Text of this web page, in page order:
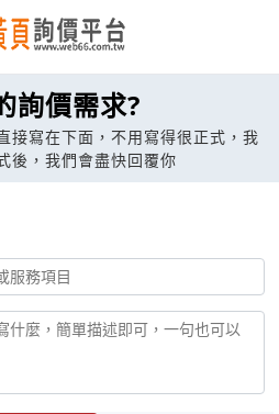
詢價需求?
接寫在下面，不用寫得很正式，我
後，我們會盡快回覆你